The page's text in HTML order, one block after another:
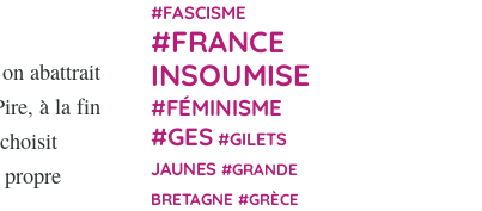
abattrait
à la fin
propre
FASCISME
FRANCE
INSOUMISE
FÉMINISME
GES
GILETS
JAUNES
GRANDE
BRETAGNE
GRÈCE